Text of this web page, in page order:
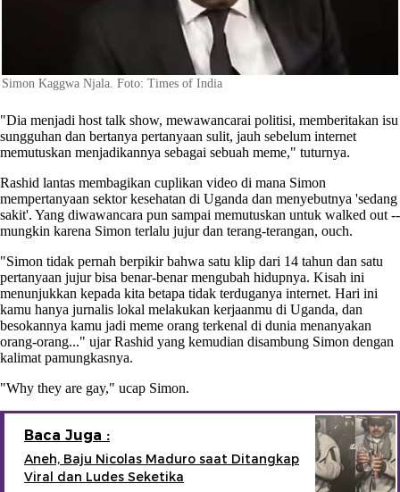
Simon Kaggwa Njala. Foto: Times of India
"Dia menjadi host talk show, mewawancarai politisi, memberitakan isu
sungguhan dan bertanya pertanyaan sulit, jauh sebelum internet
memutuskan menjadikannya sebagai sebuah meme," tuturnya.
Rashid lantas membagikan cuplikan video di mana Simon
mempertanyaan sektor kesehatan di Uganda dan menyebutnya 'sedang
sakit'. Yang diwawancara pun sampai memutuskan untuk walked out --
mungkin karena Simon terlalu jujur dan terang-terangan, ouch.
"Simon tidak pernah berpikir bahwa satu klip dari 14 tahun dan satu
pertanyaan jujur bisa benar-benar mengubah hidupnya. Kisah ini
menunjukkan kepada kita betapa tidak terduganya internet. Hari ini
kamu hanya jurnalis lokal melakukan kerjaanmu di Uganda, dan
besokannya kamu jadi meme orang terkenal di dunia menanyakan
orang-orang..." ujar Rashid yang kemudian disambung Simon dengan
kalimat pamungkasnya.
"Why they are gay," ucap Simon.
Baca Juga :
Aneh, Baju Nicolas Maduro saat Ditangkap
Viral dan Ludes Seketika